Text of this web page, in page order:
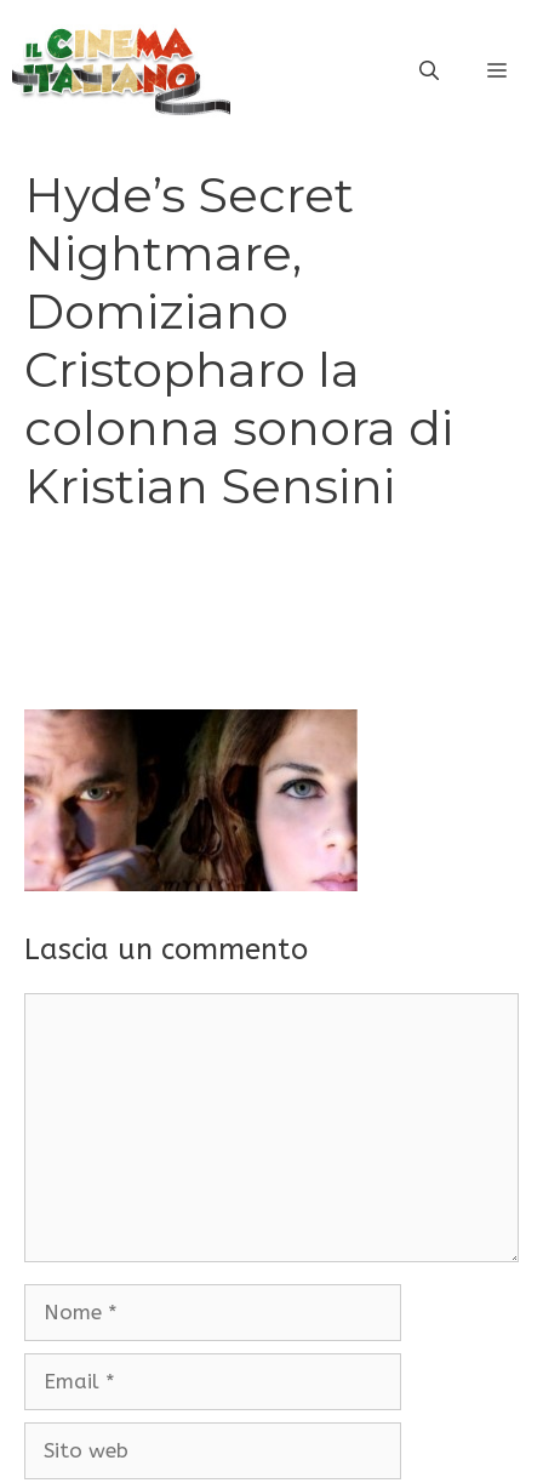
contenuto
Hyde’s Secret
Nightmare,
Domiziano
Cristopharo la
colonna sonora di
Kristian Sensini
Lascia un commento